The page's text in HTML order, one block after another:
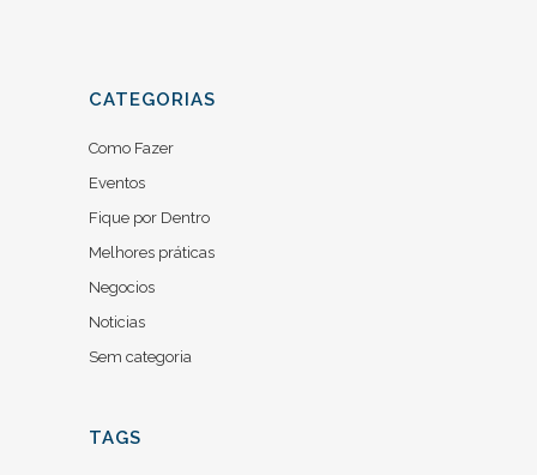
CATEGORIAS
Como Fazer
Eventos
Fique por Dentro
Melhores práticas
Negocios
Noticias
Sem categoria
TAGS